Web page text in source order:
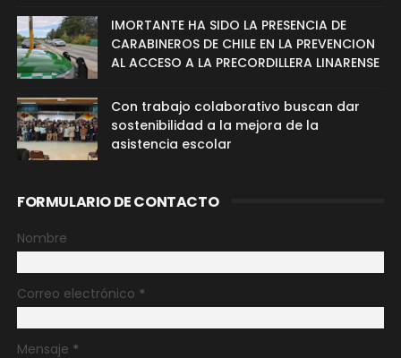
IMORTANTE HA SIDO LA PRESENCIA DE
CARABINEROS DE CHILE EN LA PREVENCION
AL ACCESO A LA PRECORDILLERA LINARENSE
Con trabajo colaborativo buscan dar
sostenibilidad a la mejora de la
asistencia escolar
FORMULARIO DE CONTACTO
Nombre
Correo electrónico *
Mensaje *